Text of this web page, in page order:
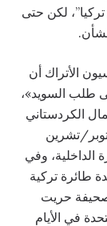
لكن حتى
الأتراك أن
طلب السويد»،
الكردستاني
في تركيا) في أنقرة في 1 أكتوبر/تشرين
الداخلية، وفي
طائرة تركية
صحيفة حريت
في الأيام